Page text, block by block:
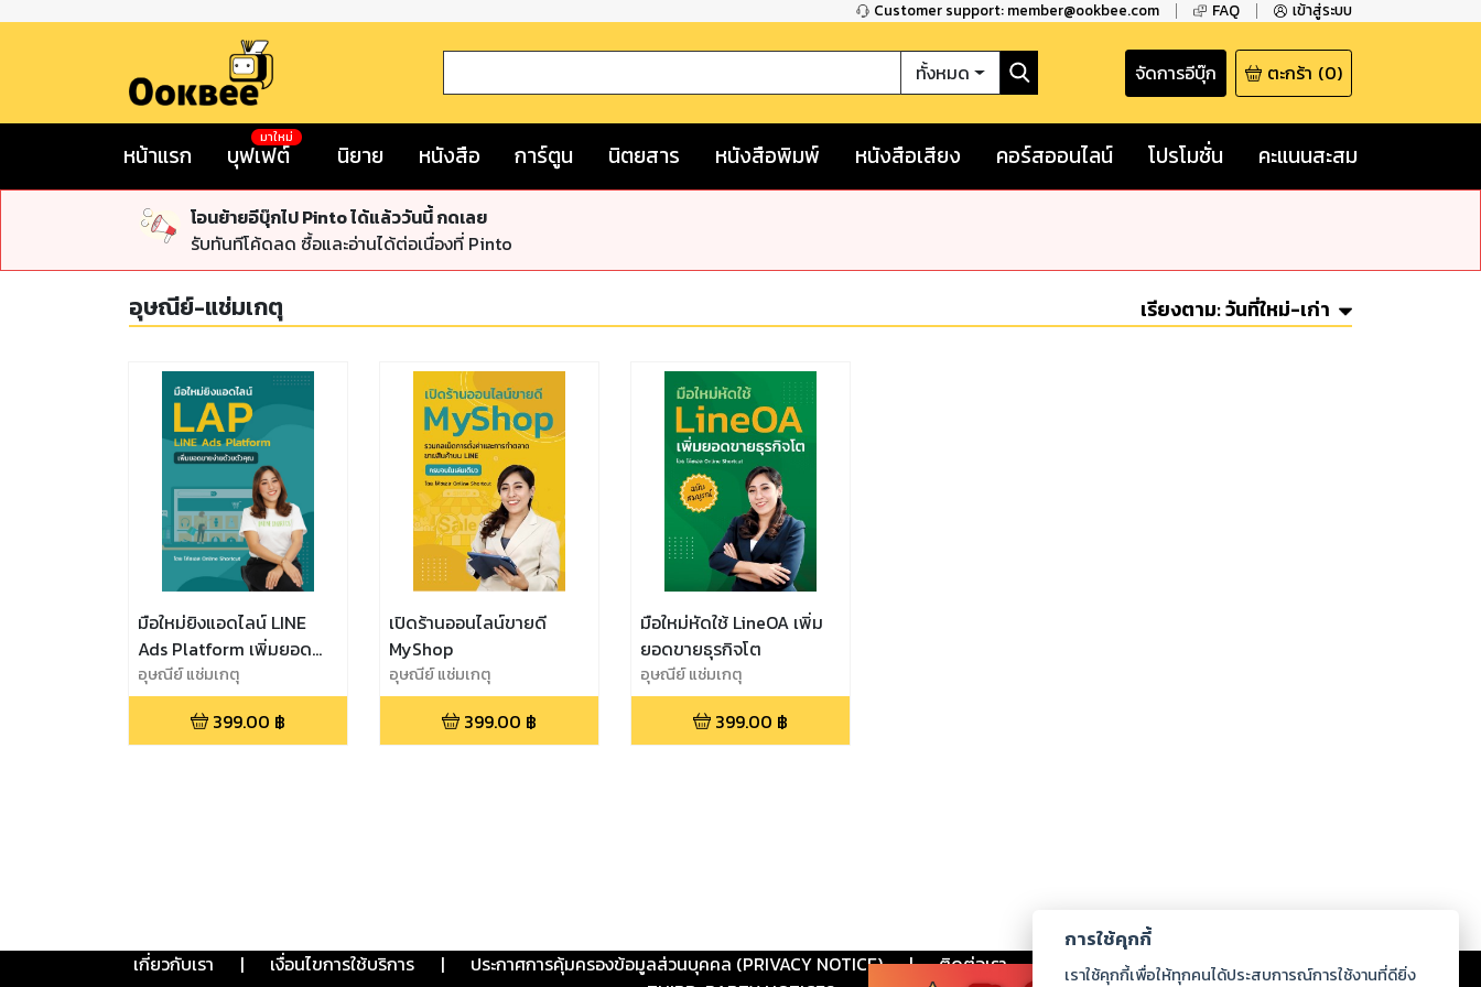
Customer support: member@ookbee.com FAQ เข้าสู่ระบบ
ทั้งหมด จัดการอีบุ๊ก ตะกร้า (0)
หน้าแรก บุฟเฟต์
มาใหม่
นิยาย หนังสือ การ์ตูน นิตยสาร หนังสือพิมพ์ หนังสือเสียง คอร์สออนไลน์ โปรโมชั่น คะแนนสะสม
โอนย้ายอีบุ๊กไป Pinto ได้แล้ววันนี้ กดเลย
รับทันทีโค้ดลด ซื้อและอ่านได้ต่อเนื่องที่ Pinto
อุษณีย์-แช่มเกตุ เรียงตาม:วันที่ใหม่-เก่า
มือใหม่ยิงแอดไลน์ LINE
Ads Platform เพิ่มยอด
ขายง่ายด้วยตัวคุณ
อุษณีย์ แช่มเกตุ
399.00 ฿
เปิดร้านออนไลน์ขายดี
MyShop
อุษณีย์ แช่มเกตุ
399.00 ฿
มือใหม่หัดใช้ LineOA เพิ่ม
ยอดขายธุรกิจโต
อุษณีย์ แช่มเกตุ
399.00 ฿
เกี่ยวกับเรา | เงื่อนไขการใช้บริการ | ประกาศการคุ้มครองข้อมูลส่วนบุคคล (PRIVACY NOTICE) | ติดต่อเรา ร่วมงานกับเรา ดาวน์โหลด
การใช้คุกกี้
เราใช้คุกกี้เพื่อให้ทุกคนได้ประสบการณ์การใช้งานที่ดียิ่ง